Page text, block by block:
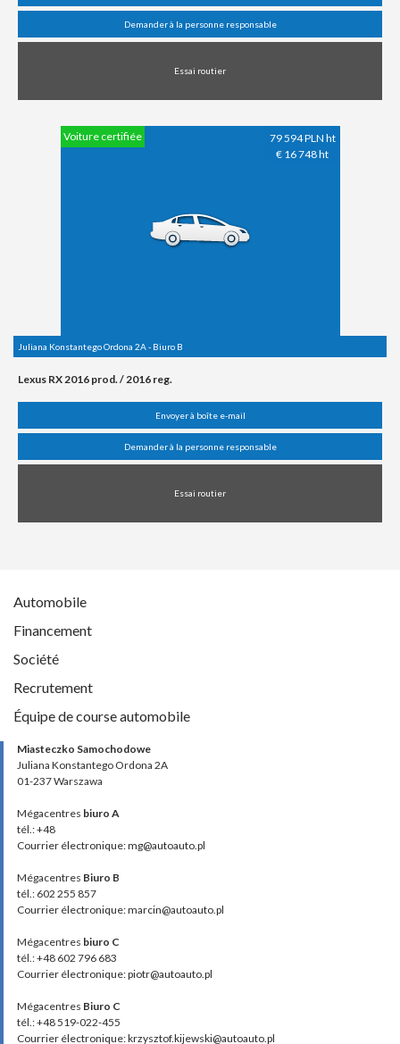
Demander à la personne responsable
Essai routier
79 594 PLN ht
€ 16 748 ht
Voiture certifiée
Juliana Konstantego Ordona 2A - Biuro B
Lexus RX 2016 prod. / 2016 reg.
Envoyer à boîte e-mail
Demander à la personne responsable
Essai routier
Automobile
Financement
Société
Recrutement
Équipe de course automobile
Miasteczko Samochodowe
Juliana Konstantego Ordona 2A
01-237 Warszawa
Mégacentres biuro A
tél.: +48
Courrier électronique: mg@autoauto.pl
Mégacentres Biuro B
tél.: 602 255 857
Courrier électronique: marcin@autoauto.pl
Mégacentres biuro C
tél.: +48 602 796 683
Courrier électronique: piotr@autoauto.pl
Mégacentres Biuro C
tél.: +48 519-022-455
Courrier électronique: krzysztof.kijewski@autoauto.pl